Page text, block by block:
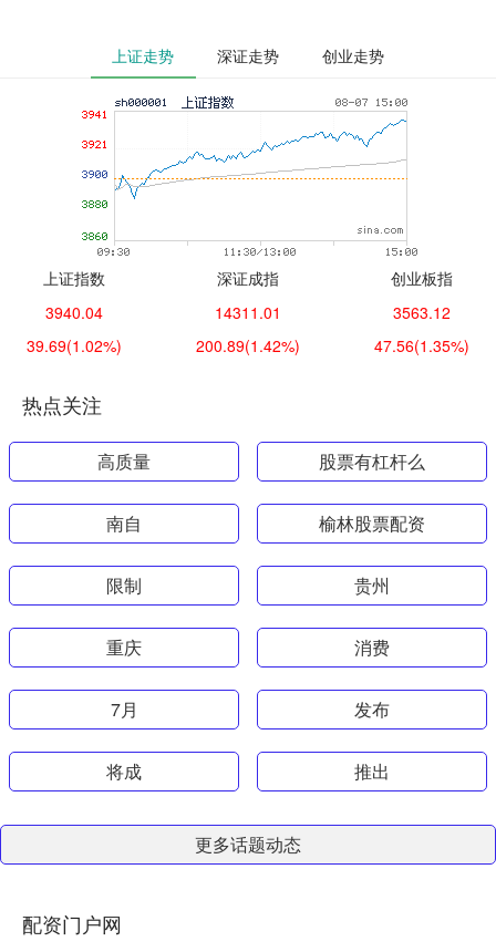
上证走势 深证走势 创业走势
上证指数
3940.04
39.69(1.02%)
深证成指
14311.01
200.89(1.42%)
创业板指
3563.12
47.56(1.35%)
热点关注
高质量 股票有杠杆么
南自 榆林股票配资
限制 贵州
重庆 消费
7月 发布
将成 推出
更多话题动态
配资门户网